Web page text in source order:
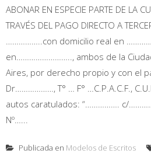
ABONAR EN ESPECIE PARTE DE LA
TRAVÉS DEL PAGO DIRECTO A
……………..con domicilio real en
en…………………….., ambos de la
Aires, por derecho propio y con el
Dr………………, T° … F° …C.P.A.C.F.,
autos caratulados: “……………. c/
Nº…...
Publicada en Modelos de Escritos